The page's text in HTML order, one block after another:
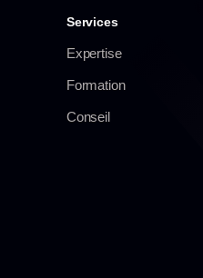
Services
Expertise
Formation
Conseil